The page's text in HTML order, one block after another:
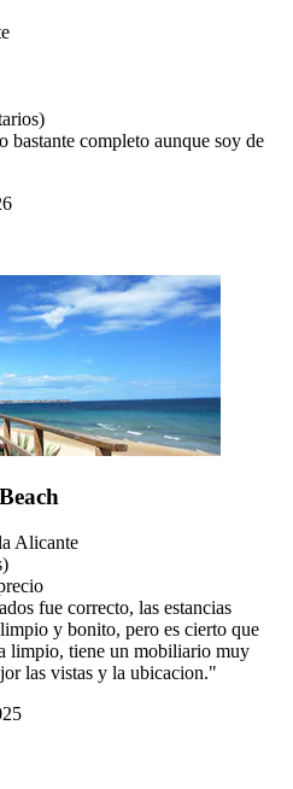
bastante completo aunque soy de
Alicante
fue correcto, las estancias
y bonito, pero es cierto que
limpio, tiene un mobiliario muy
las vistas y la ubicacion."